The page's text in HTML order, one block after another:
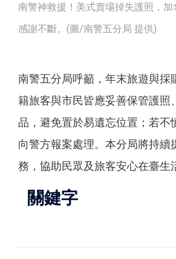
南警神救援！美式賣場掉失護照，加
感謝不斷。(圖/南警五分局 提供)
南警五分局呼籲，年末旅遊與採
籍旅客與市民皆應妥善保管護照
品，避免置於易遺忘位置；若不
向警方報案處理。本分局將持續
務，協助民眾及旅客安心在臺生
關鍵字